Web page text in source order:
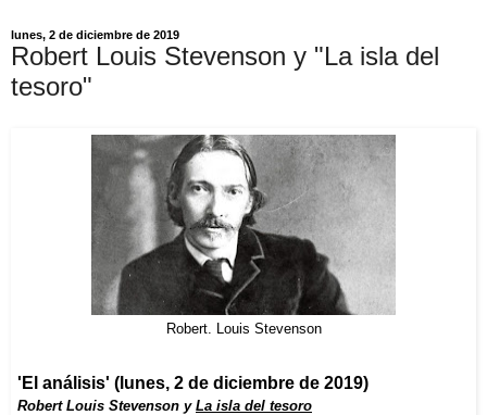
lunes, 2 de diciembre de 2019
Robert Louis Stevenson y "La isla del
tesoro"
Robert. Louis Stevenson
'El análisis' (lunes, 2 de diciembre de 2019)
Robert Louis Stevenson y La isla del tesoro